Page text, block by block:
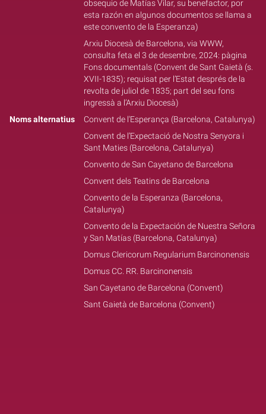
obsequio de Matías Vilar, su benefactor, por
esta razón en algunos documentos se llama a
este convento de la Esperanza)
Arxiu Diocesà de Barcelona, via WWW,
consulta feta el 3 de desembre, 2024: pàgina
Fons documentals (Convent de Sant Gaietà (s.
XVII-1835); requisat per l’Estat després de la
revolta de juliol de 1835; part del seu fons
ingressà a l’Arxiu Diocesà)
Noms alternatius
Convent de l'Esperança (Barcelona, Catalunya)
Convent de l’Expectació de Nostra Senyora i
Sant Maties (Barcelona, Catalunya)
Convento de San Cayetano de Barcelona
Convent dels Teatins de Barcelona
Convento de la Esperanza (Barcelona,
Catalunya)
Convento de la Expectación de Nuestra Señora
y San Matías (Barcelona, Catalunya)
Domus Clericorum Regularium Barcinonensis
Domus CC. RR. Barcinonensis
San Cayetano de Barcelona (Convent)
Sant Gaietà de Barcelona (Convent)